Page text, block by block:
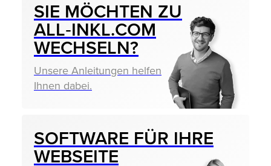
SIE MÖCHTEN ZU
ALL‑INKL.COM
WECHSELN?
Unsere Anleitungen helfen
Ihnen dabei.
SOFTWARE FÜR IHRE
WEBSEITE